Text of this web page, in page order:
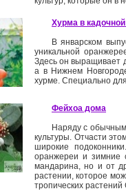
Хурма в кадочной
В январском
уникальной
Здесь он выращивает
а в Нижнем
хурме. Специально
Фейхоа дома
Наряду с
культуры. Отчасти
широкие
оранжереи и зимние
мандарина, но и от
растении, которое
тропических